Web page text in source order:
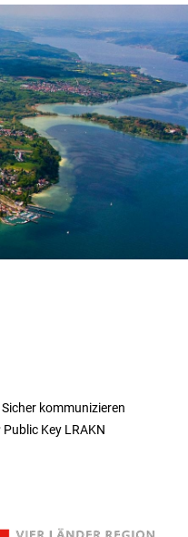
Sicher kommunizieren
Public Key LRAKN